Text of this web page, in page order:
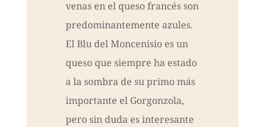
venas en el queso francés son
predominantemente azules.
El Blu del Moncenisio es un
queso que siempre ha estado
a la sombra de su primo más
importante el Gorgonzola,
pero sin duda es interesante